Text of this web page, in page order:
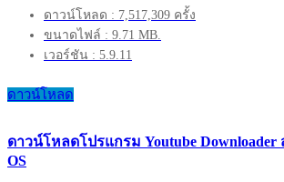
ดาวน์โหลด : 7,517,309 ครั้ง
ขนาดไฟล์ : 9.71 MB.
เวอร์ชัน : 5.9.11
ดาวน์โหลด
ดาวน์โหลดโปรแกรม Youtube Downloader
OS